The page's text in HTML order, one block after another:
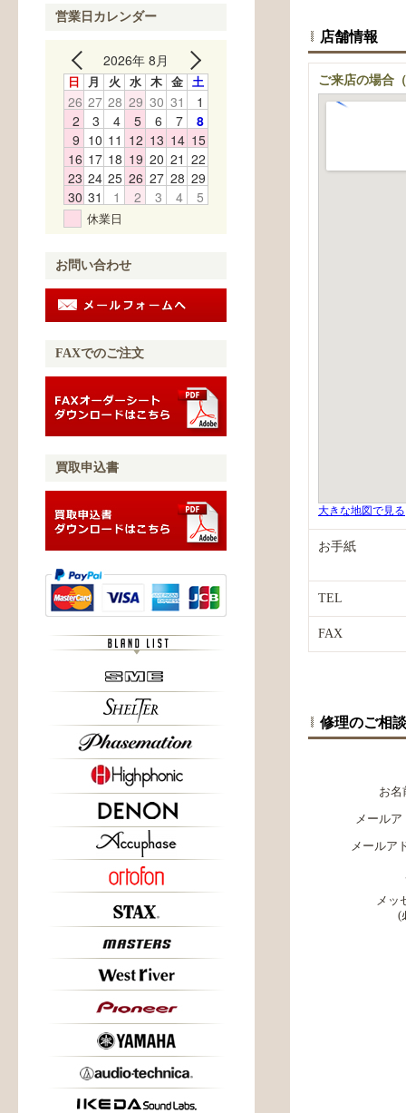
店舗情報
ご来店の場合
大きな地図で見る
お手紙
TEL
FAX
修理のご相
お名
メールア
メールア
メッ
(
営業日カレンダー
2026年 8月
日 月 火 水 木 金 土
26 27 28 29 30 31
1
2
3 4 5 6 7
8
9 10 11 12 13 14 15
16 17 18 19 20 21 22
23 24 25 26 27 28 29
30 31 1 2 3 4 5
休業日
お問い合わせ
FAXでのご注文
買取申込書